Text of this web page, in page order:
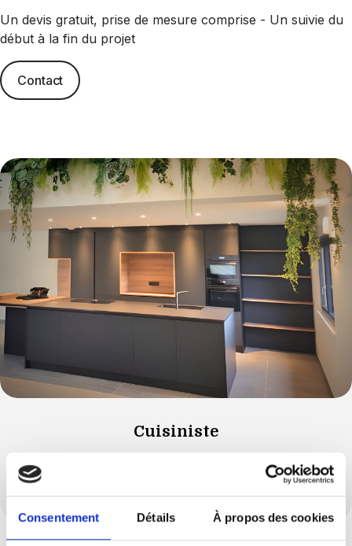
Consentement Détails À propos des cookies
Un devis gratuit, prise de mesure comprise - Un suivie du
début à la fin du projet
Contact
Cuisiniste
Vous souhaitez modifier votre cuisine et l’aménager